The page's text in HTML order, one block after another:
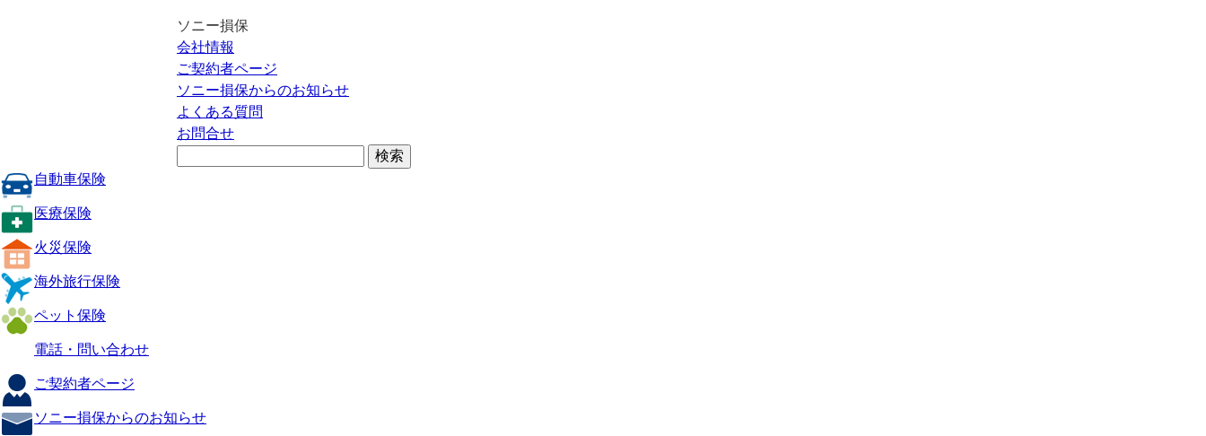
ソニー損保
会社情報
ご契約者ページ
ソニー損保からのお知らせ
よくある質問
お問合せ
自動車保険
医療保険
火災保険
海外旅行保険
ペット保険
電話・問い合わせ
ご契約者ページ
ソニー損保からのお知らせ